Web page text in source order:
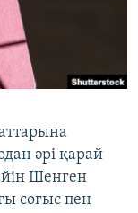
әрі қарай
Шенген
соғыс пен